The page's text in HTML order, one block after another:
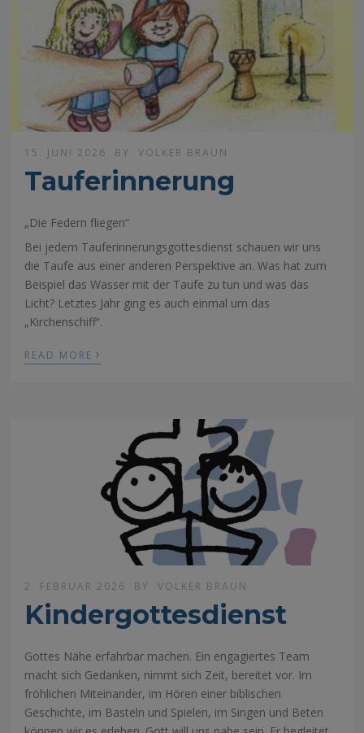
15. JUNI 2026 BY VOLKER BRAUN
Tauferinnerung
„Die Federn fliegen“
Bei jedem Tauferinnerungsgottesdienst schauen wir uns
die Taufe aus einer anderen Perspektive an. Was hat zum
Beispiel das Wasser mit der Taufe zu tun und was das
Licht? Letztes Jahr ging es auch einmal um das
„Kirchenschiff“.
READ MORE ›
2. FEBRUAR 2026 BY VOLKER BRAUN
Kindergottesdienst
Gottes Nähe erfahrbar machen. Ein engagiertes Team
macht sich Gedanken, nimmt sich Zeit, bereitet vor. Im
fröhlichen Miteinander, im Hören einer biblischen
Geschichte, im Basteln und Spielen, im Singen und Beten